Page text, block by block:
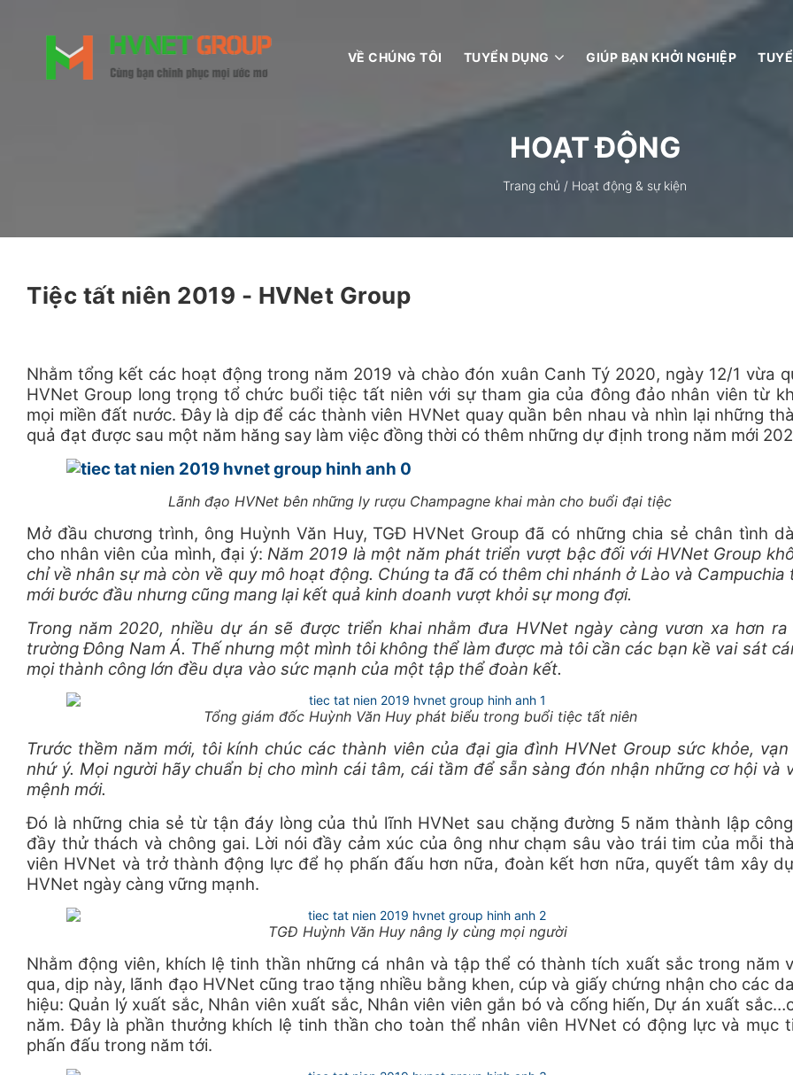
VỀ CHÚNG TÔI TUYỂN DỤNG GIÚP BẠN KHỞI NGHIỆP
HOẠT ĐỘNG
Trang chủ / Hoạt động & sự kiện
Tiệc tất niên 2019 - HVNet Group
Nhằm tổng kết các hoạt động trong năm 2019 và chào đón xuân Canh Tý 2020, ngày 12/1 vừa
HVNet Group long trọng tổ chức buổi tiệc tất niên với sự tham gia của đông đảo nhân viên từ
mọi miền đất nước. Đây là dịp để các thành viên HVNet quay quần bên nhau và nhìn lại những
quả đạt được sau một năm hăng say làm việc đồng thời có thêm những dự định trong năm mới
Lãnh đạo HVNet bên những ly rượu Champagne khai màn cho buổi đại tiệc
Mở đầu chương trình, ông Huỳnh Văn Huy, TGĐ HVNet Group đã có những chia sẻ chân tình
cho nhân viên của mình, đại ý:Năm 2019 là một năm phát triển vượt bậc đối với HVNet Group
chỉ về nhân sự mà còn về quy mô hoạt động. Chúng ta đã có thêm chi nhánh ở Lào và Campuchia
mới bước đầu nhưng cũng mang lại kết quả kinh doanh vượt khỏi sự mong đợi.
Trong năm 2020, nhiều dự án sẽ được triển khai nhằm đưa HVNet ngày càng vươn xa hơn
trường Đông Nam Á. Thế nhưng một mình tôi không thể làm được mà tôi cần các bạn kề vai sát
mọi thành công lớn đều dựa vào sức mạnh của một tập thể đoàn kết.
Tổng giám đốc Huỳnh Văn Huy phát biểu trong buổi tiệc tất niên
Trước thềm năm mới, tôi kính chúc các thành viên của đại gia đình HVNet Group sức khỏe,
nhứ ý. Mọi người hãy chuẩn bị cho mình cái tâm, cái tầm để sẵn sàng đón nhận những cơ hội và
mệnh mới.
Đó là những chia sẻ từ tận đáy lòng của thủ lĩnh HVNet sau chặng đường 5 năm thành lập
đầy thử thách và chông gai. Lời nói đầy cảm xúc của ông như chạm sâu vào trái tim của mỗi
viên HVNet và trở thành động lực để họ phấn đấu hơn nữa, đoàn kết hơn nữa, quyết tâm xây
HVNet ngày càng vững mạnh.
TGĐ Huỳnh Văn Huy nâng ly cùng mọi người
Nhằm động viên, khích lệ tinh thần những cá nhân và tập thể có thành tích xuất sắc trong năm
qua, dịp này, lãnh đạo HVNet cũng trao tặng nhiều bằng khen, cúp và giấy chứng nhận cho các
hiệu: Quản lý xuất sắc, Nhân viên xuất sắc, Nhân viên viên gắn bó và cống hiến, Dự án xuất
năm. Đây là phần thưởng khích lệ tinh thần cho toàn thể nhân viên HVNet có động lực và mục
phấn đấu trong năm tới.